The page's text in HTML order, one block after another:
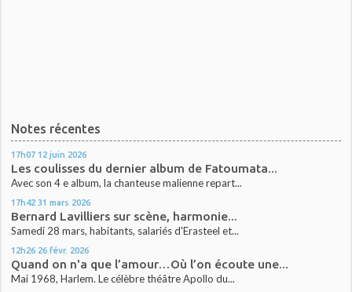
Notes récentes
17h07 12 juin 2026
Les coulisses du dernier album de Fatoumata...
Avec son 4 e album, la chanteuse malienne repart...
17h42 31 mars 2026
Bernard Lavilliers sur scène, harmonie...
Samedi 28 mars, habitants, salariés d'Erasteel et...
12h26 26 févr. 2026
Quand on n'a que l’amour…Où l’on écoute une...
Mai 1968, Harlem. Le célèbre théâtre Apollo du...